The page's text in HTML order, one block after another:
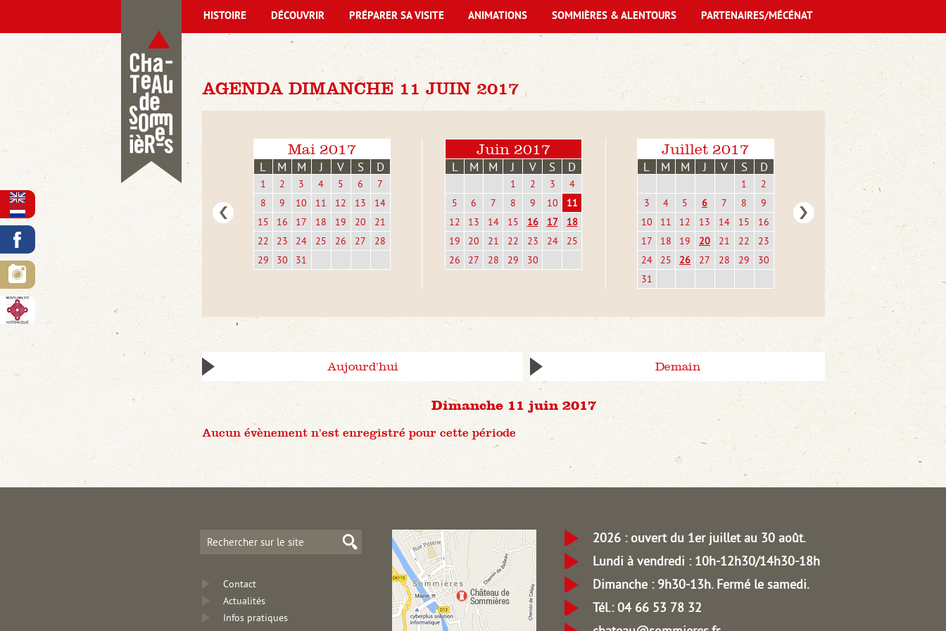
AGENDA DIMANCHE 11 JUIN 2017
Mai 2017
L M M J V S D
1 2 3 4 5 6
7
8
9 10 11 12 13
14
15
16 17 18 19 20
21
22
23 24 25 26 27
28
29
30 31
Juin 2017
L M M J V S D
1 2 3
4
5
6 7 8 9 10
11
12
13 14 15 16 17
18
19
20 21 22 23 24
25
26
27 28 29 30
Juillet 2017
L M M J V S D
1
2
3
4 5 6 7 8
9
10
11 12 13 14 15
16
17
18 19 20 21 22
23
24
25 26 27 28 29
30
31
Aujourd'hui Demain
Dimanche 11 juin 2017
Aucun évènement n'est enregistré pour cette période
HISTOIRE DÉCOUVRIR PRÉPARER SA VISITE ANIMATIONS SOMMIÈRES & ALENTOURS PARTENAIRES/MÉCÉNAT
Contact
Actualités
Infos pratiques
2026 : ouvert du 1er juillet au 30 août.
Lundi à vendredi : 10h-12h30/14h30-18h
Dimanche : 9h30-13h. Fermé le samedi.
Tél.: 04 66 53 78 32